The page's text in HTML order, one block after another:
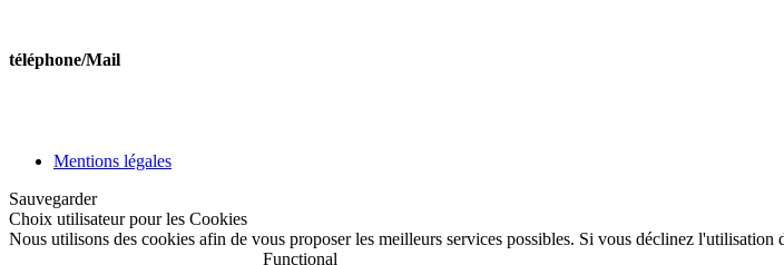
téléphone/Mail
Mentions légales
Sauvegarder
Choix utilisateur pour les Cookies
Nous utilisons des cookies afin de vous proposer les meilleurs services possibles. Si vous déclinez
Functional